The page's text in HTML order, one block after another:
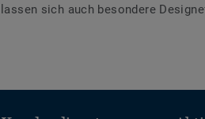
lassen sich auch besondere